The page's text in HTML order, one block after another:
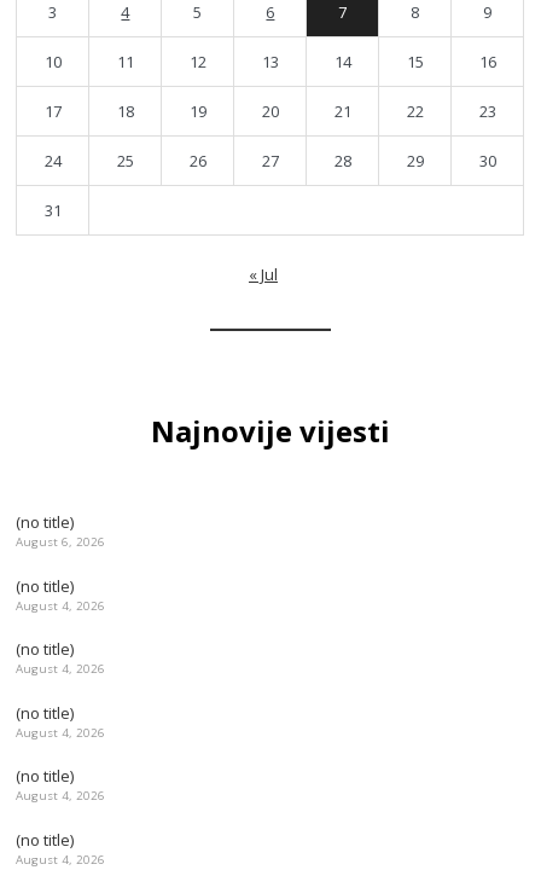
3 4 5 6 7 8 9
10 11 12 13 14 15 16
17 18 19 20 21 22 23
24 25 26 27 28 29 30
31
« Jul
Najnovije vijesti
(no title)
August 6, 2026
(no title)
August 4, 2026
(no title)
August 4, 2026
(no title)
August 4, 2026
(no title)
August 4, 2026
(no title)
August 4, 2026